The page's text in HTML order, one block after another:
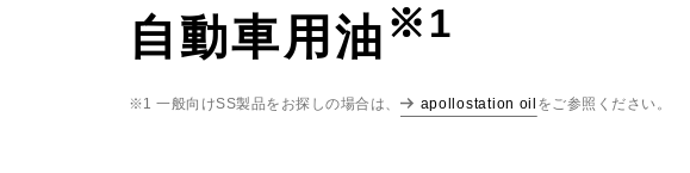
自動車用油 ※1
※1 一般向けSS製品をお探しの場合は、 apollostation oil をご参照ください。